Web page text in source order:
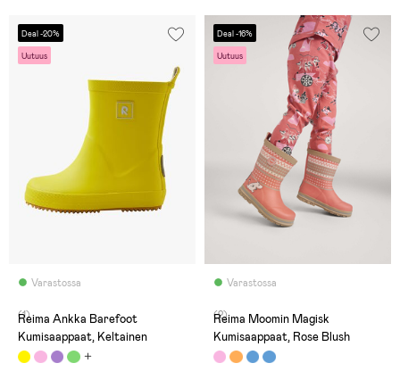
Deal -20%
Uutuus
Varastossa
(1)
Reima Ankka Barefoot
Kumisaappaat, Keltainen
Deal -16%
Uutuus
Varastossa
(2)
Reima Moomin Magisk
Kumisaappaat, Rose Blush